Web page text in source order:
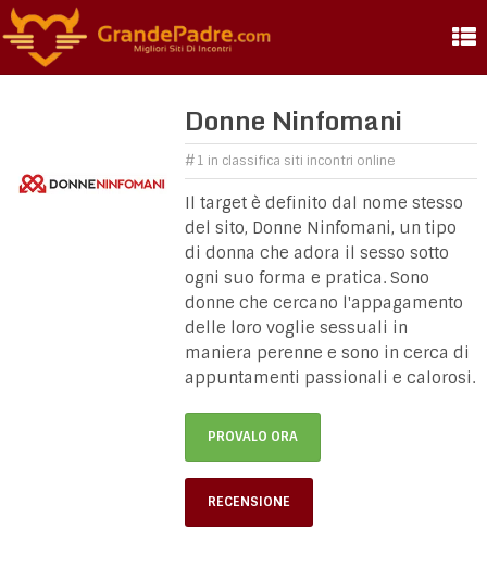
Donne Ninfomani
#1 in classifica siti incontri online
Il target è definito dal nome stesso
del sito, Donne Ninfomani, un tipo
di donna che adora il sesso sotto
ogni suo forma e pratica. Sono
donne che cercano l'appagamento
delle loro voglie sessuali in
maniera perenne e sono in cerca di
appuntamenti passionali e calorosi.
PROVALO ORA
RECENSIONE